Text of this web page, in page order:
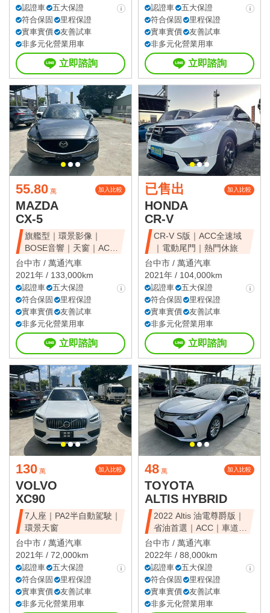
認證車
五大保證
符合保固
里程保證
實車實價
友善試車
非多元化營業用車
立即諮詢
認證車
五大保證
符合保固
里程保證
實車實價
友善試車
非多元化營業用車
立即諮詢
55.80 萬 加入比較
MAZDA
CX-5
旗艦型｜環景影像｜
BOSE音響｜天窗｜ACC
全速域｜質感休旅
台中市 / 萬通汽車
2021年 / 133,000km
認證車
五大保證
符合保固
里程保證
實車實價
友善試車
非多元化營業用車
立即諮詢
已售出 加入比較
HONDA
CR-V
CR-V S版｜ACC全速域
｜電動尾門｜熱門休旅
台中市 / 萬通汽車
2021年 / 104,000km
認證車
五大保證
符合保固
里程保證
實車實價
友善試車
非多元化營業用車
立即諮詢
130 萬 加入比較
VOLVO
XC90
7人座｜PA2半自動駕駛｜
環景天窗
台中市 / 萬通汽車
2021年 / 72,000km
認證車
五大保證
符合保固
里程保證
實車實價
友善試車
非多元化營業用車
48 萬 加入比較
TOYOTA
ALTIS HYBRID
2022 Altis 油電尊爵版｜
省油首選｜ACC｜車道維
持
台中市 / 萬通汽車
2022年 / 88,000km
認證車
五大保證
符合保固
里程保證
實車實價
友善試車
非多元化營業用車